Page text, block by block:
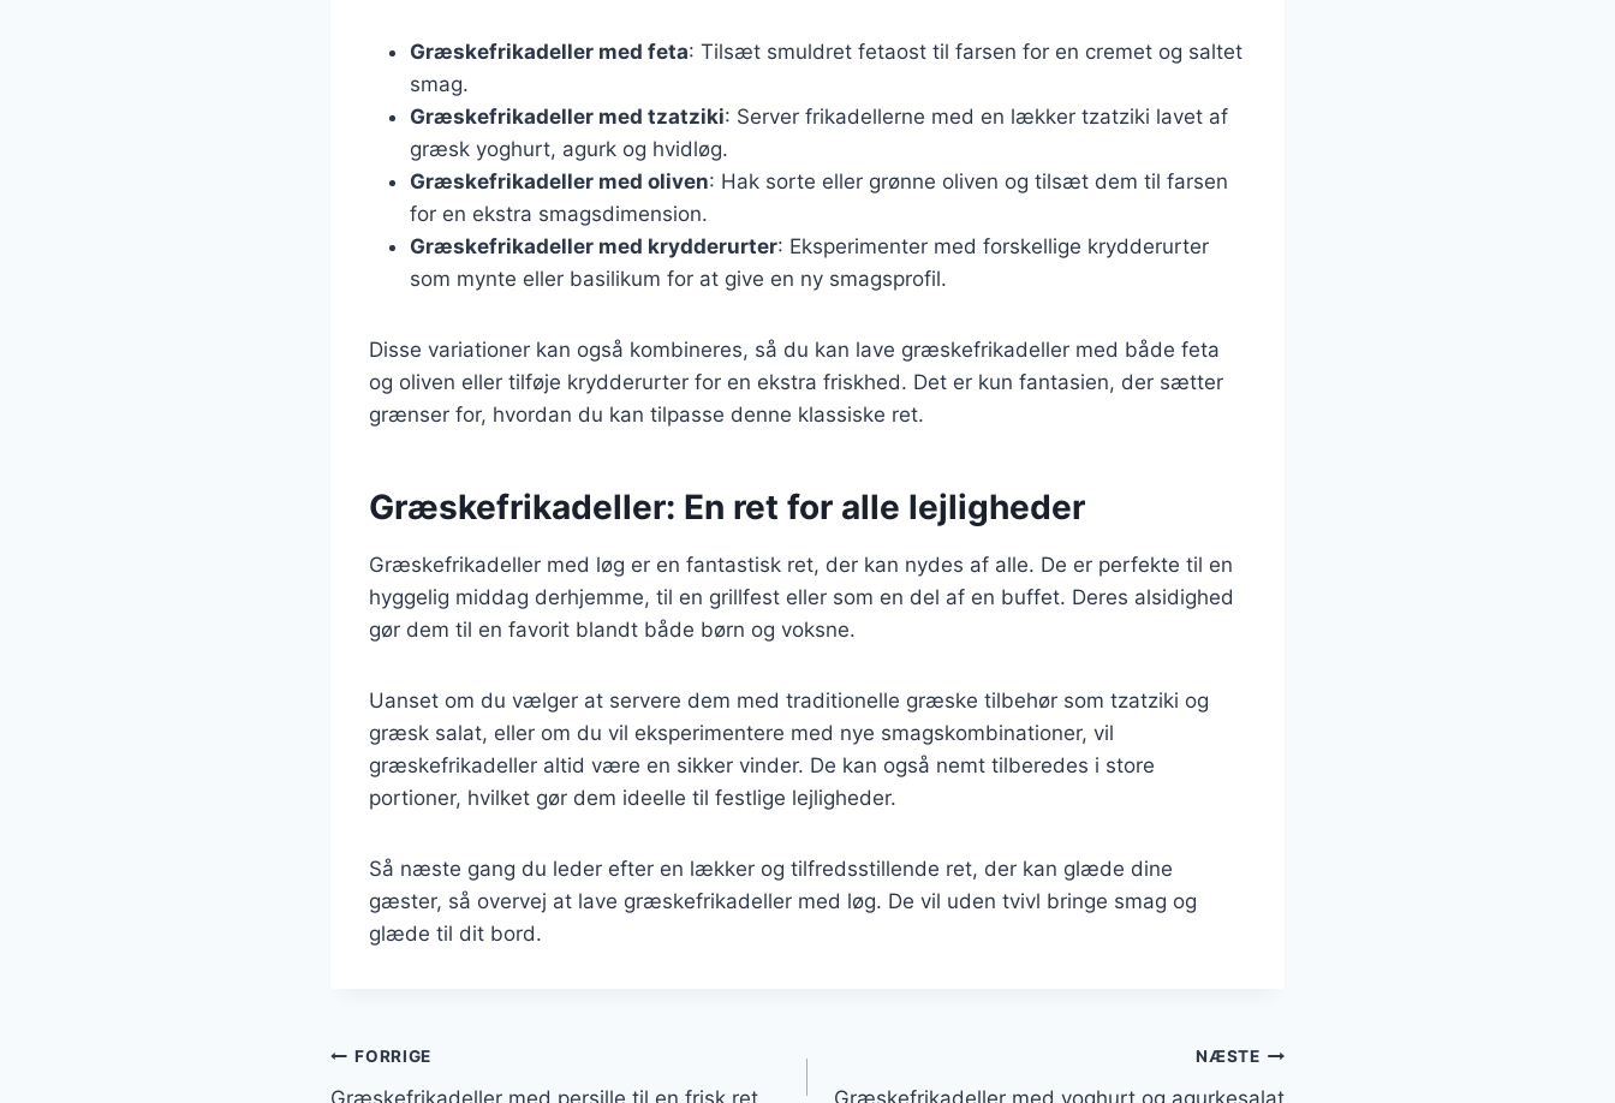
Græskefrikadeller med feta: Tilsæt smuldret fetaost til farsen for en cremet og saltet
smag.
Græskefrikadeller med tzatziki: Server frikadellerne med en lækker tzatziki lavet af
græsk yoghurt, agurk og hvidløg.
Græskefrikadeller med oliven: Hak sorte eller grønne oliven og tilsæt dem til farsen
for en ekstra smagsdimension.
Græskefrikadeller med krydderurter: Eksperimenter med forskellige krydderurter
som mynte eller basilikum for at give en ny smagsprofil.
Disse variationer kan også kombineres, så du kan lave græskefrikadeller med både feta
og oliven eller tilføje krydderurter for en ekstra friskhed. Det er kun fantasien, der sætter
grænser for, hvordan du kan tilpasse denne klassiske ret.
Græskefrikadeller: En ret for alle lejligheder
Græskefrikadeller med løg er en fantastisk ret, der kan nydes af alle. De er perfekte til en
hyggelig middag derhjemme, til en grillfest eller som en del af en buffet. Deres alsidighed
gør dem til en favorit blandt både børn og voksne.
Uanset om du vælger at servere dem med traditionelle græske tilbehør som tzatziki og
græsk salat, eller om du vil eksperimentere med nye smagskombinationer, vil
græskefrikadeller altid være en sikker vinder. De kan også nemt tilberedes i store
portioner, hvilket gør dem ideelle til festlige lejligheder.
Så næste gang du leder efter en lækker og tilfredsstillende ret, der kan glæde dine
gæster, så overvej at lave græskefrikadeller med løg. De vil uden tvivl bringe smag og
glæde til dit bord.
Indlægsnavigation
FORRIGE
Græskefrikadeller med persille til en frisk ret
NÆSTE
Græskefrikadeller med yoghurt og agurkesalat